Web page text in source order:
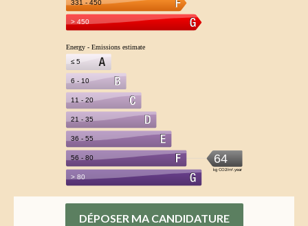
DÉPOSER MA CANDIDATURE